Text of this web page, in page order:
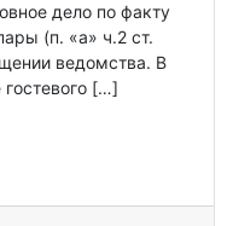
дело по факту
(п. «а» ч.2 ст.
ведомства. В
гостевого […]